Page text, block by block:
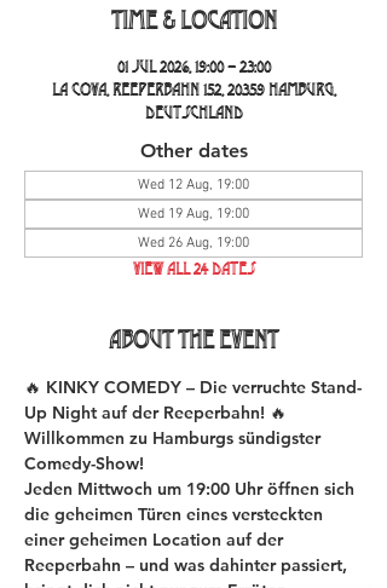
Time & Location
01 Jul 2026, 19:00 – 23:00
La Cova, Reeperbahn 152, 20359 Hamburg,
Deutschland
Other dates
Wed 12 Aug, 19:00
Wed 19 Aug, 19:00
Wed 26 Aug, 19:00
View all 24 dates
About the event
🔥 KINKY COMEDY – Die verruchte Stand-
Up Night auf der Reeperbahn! 🔥
Willkommen zu Hamburgs sündigster
Comedy-Show!
Jeden Mittwoch um 19:00 Uhr öffnen sich
die geheimen Türen eines versteckten
einer geheimen Location auf der
Reeperbahn – und was dahinter passiert,